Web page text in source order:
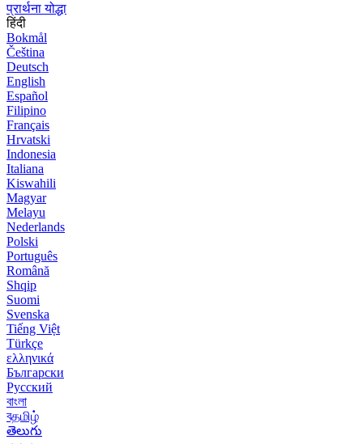
प्रार्थना योद्धा
हिंदी
Bokmål
Čeština
Deutsch
English
Español
Filipino
Français
Hrvatski
Indonesia
Italiana
Kiswahili
Magyar
Melayu
Nederlands
Polski
Português
Română
Shqip
Suomi
Svenska
Tiếng Việt
Türkçe
ελληνικά
Български
Русский
বাংলা
বதமிழ்
తెలుగు